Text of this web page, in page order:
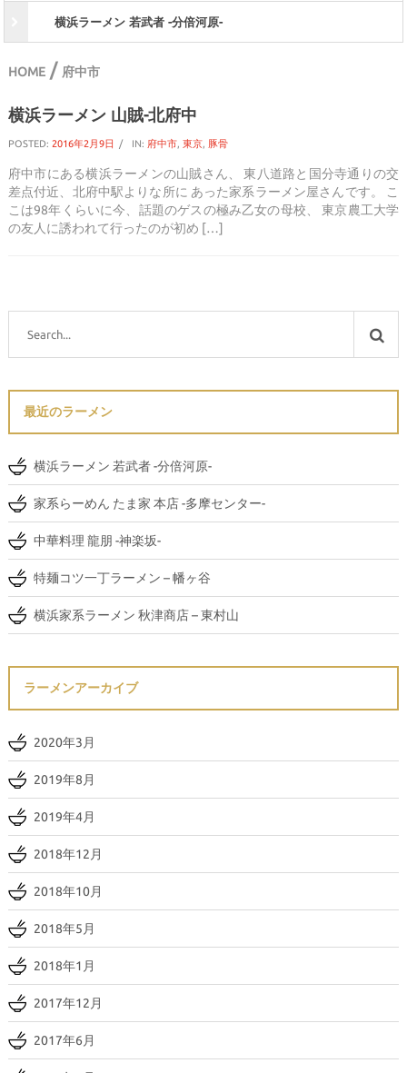
横浜ラーメン 若武者 -分倍河原-
HOME/ 府中市
横浜ラーメン 山賊-北府中
POSTED: 2016年2月9日 IN: 府中市, 東京, 豚骨
府中市にある横浜ラーメンの山賊さん、 東八道路と国分寺通りの交
差点付近、北府中駅よりな所に あった家系ラーメン屋さんです。 こ
こは98年くらいに今、話題のゲスの極み乙女の母校、 東京農工大学
の友人に誘われて行ったのが初め […]
最近のラーメン
横浜ラーメン 若武者 -分倍河原-
家系らーめん たま家 本店 -多摩センター-
中華料理 龍朋 -神楽坂-
特麺コツ一丁ラーメン – 幡ヶ谷
横浜家系ラーメン 秋津商店 – 東村山
ラーメンアーカイブ
2020年3月
2019年8月
2019年4月
2018年12月
2018年10月
2018年5月
2018年1月
2017年12月
2017年6月